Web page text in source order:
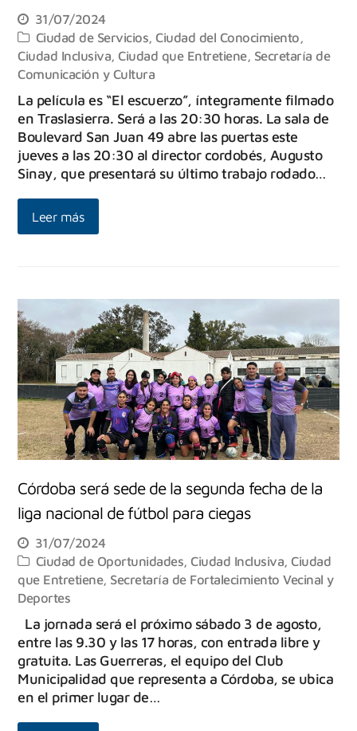
31/07/2024
Ciudad de Servicios,Ciudad del Conocimiento,
Ciudad Inclusiva,Ciudad que Entretiene, Secretaría de
Comunicación y Cultura
La película es “El escuerzo”, íntegramente filmado
en Traslasierra. Será a las 20:30 horas. La sala de
Boulevard San Juan 49 abre las puertas este
jueves a las 20:30 al director cordobés, Augusto
Sinay, que presentará su último trabajo rodado…
Leer más
Córdoba será sede de la segunda fecha de la
liga nacional de fútbol para ciegas
31/07/2024
Ciudad de Oportunidades ,Ciudad Inclusiva ,Ciudad
que Entretiene, Secretaría de Fortalecimiento Vecinal y
Deportes
La jornada será el próximo sábado 3 de agosto,
entre las 9.30 y las 17 horas, con entrada libre y
gratuita. Las Guerreras, el equipo del Club
Municipalidad que representa a Córdoba, se ubica
en el primer lugar de…